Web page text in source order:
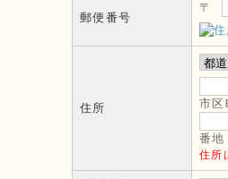
郵便番号
〒
住所 市区
番地
住所